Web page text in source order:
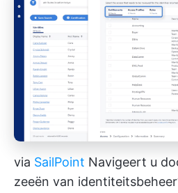
via SailPoint Navigeert u
zeeën van